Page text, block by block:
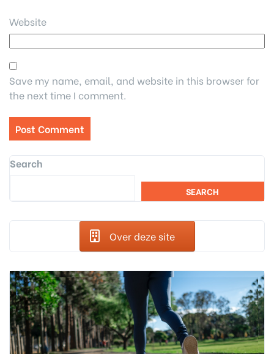
Website
Save my name, email, and website in this browser for
the next time I comment.
Search
SEARCH
Over deze site